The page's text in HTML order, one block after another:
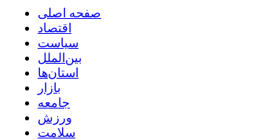
صفحه اصلی
اقتصاد
سیاست
بین‌الملل
استان‌ها
بازار
جامعه
ورزش
سلامت